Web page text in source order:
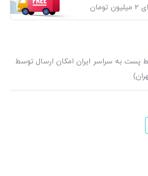
پست به سراسر ایران امکان ارسال توسط